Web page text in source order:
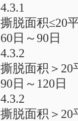
4.3.1
撕脱面积≤20
60日～90日
4.3.2
撕脱面积＞20
90日～120日
4.3.2
撕脱面积＞20